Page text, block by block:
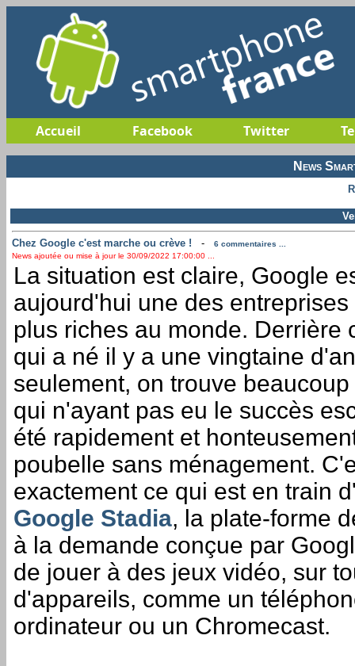
Accueil Facebook Twitter
News
Chez Google c'est marche ou crève ! -
6 commentaires ...
News ajoutée ou mise à jour le 30/09/2022 17:00:00 ...
La situation est claire, Google
aujourd'hui une des
plus riches au monde. Derrière
qui a né il y a une vingtaine
seulement, on trouve
qui n'ayant pas eu le succès
été rapidement et
poubelle sans ménagement.
exactement ce qui est en train
Google Stadia, la plate-forme
à la demande conçue par
de jouer à des jeux vidéo, sur
d'appareils, comme un
ordinateur ou un Chromecast.